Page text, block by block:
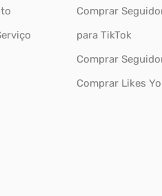
Comprar
para TikTok
Comprar
Comprar Likes